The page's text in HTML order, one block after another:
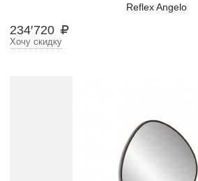
Reflex Angelo
234′720
Хочу скидку